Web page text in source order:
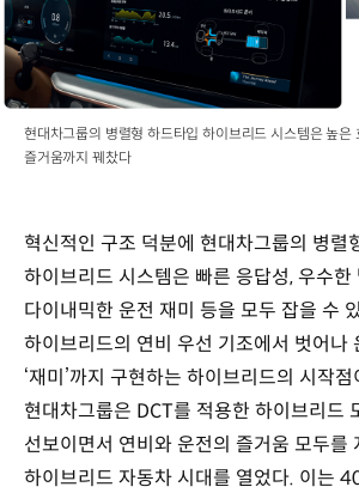
현대차그룹의 병렬형 하드타입 하이브리드 시스템은 높은
즐거움까지 꿰찼다
혁신적인 구조 덕분에 현대차그룹의 병렬
하이브리드 시스템은 빠른 응답성, 우수한
다이내믹한 운전 재미 등을 모두 잡을 수
하이브리드의 연비 우선 기조에서 벗어나
‘재미’까지 구현하는 하이브리드의 시작
현대차그룹은 DCT를 적용한 하이브리드
선보이면서 연비와 운전의 즐거움 모두를
하이브리드 자동차 시대를 열었다. 이는